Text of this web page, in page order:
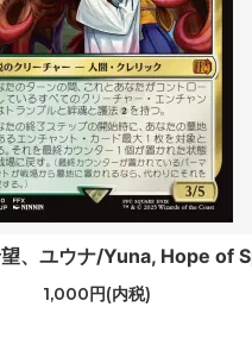
、ユウナ/Yuna, Hope of
1,000円(内税)